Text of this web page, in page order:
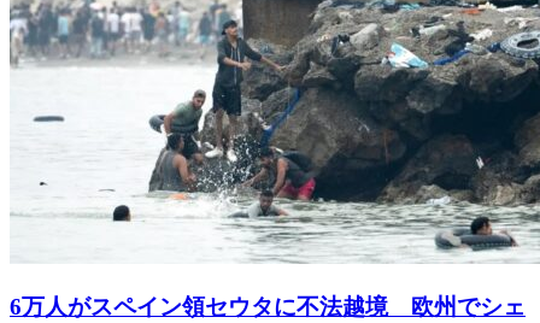
6万人がスペイン領セウタに不法越境 欧州でシェ